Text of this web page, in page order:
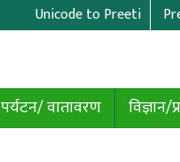
Unicode to Preeti
पर्यटन/ वातावरण विज्ञान/